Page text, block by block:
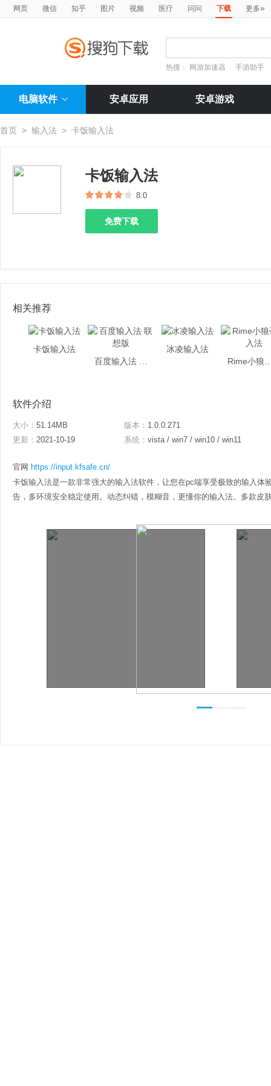
网页 微信 知乎 图片 视频 医疗 问问 下载 更多»
热搜： 网游加速器 手游助手
电脑软件 安卓应用 安卓游戏
首页 > 输入法 > 卡饭输入法
卡饭输入法
8.0
免费下载
相关推荐
卡饭输入法
冰凌输入法
软件介绍
大小： 51.14MB 版本： 1.0.0.271
更新： 2021-10-19 系统： vista / win7 / win10 / win11
官网 https://input.kfsafe.cn/
卡饭输入法是一款非常强大的输入法软件，让您在pc端享受极致的输入体
告，多环境安全稳定使用。动态纠错，模糊音，更懂你的输入法。多款皮